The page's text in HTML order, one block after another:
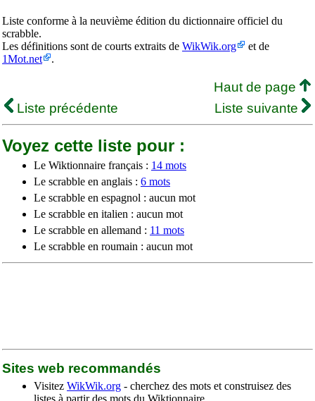
Liste conforme à la neuvième édition du dictionnaire officiel du
scrabble.
Les définitions sont de courts extraits de WikWik.org
et de
1Mot.net
.
Haut de page
Liste précédente
Liste suivante
Voyez cette liste pour :
Le Wiktionnaire français : 14 mots
Le scrabble en anglais : 6 mots
Le scrabble en espagnol : aucun mot
Le scrabble en italien : aucun mot
Le scrabble en allemand : 11 mots
Le scrabble en roumain : aucun mot
Sites web recommandés
Visitez WikWik.org - cherchez des mots et construisez des
listes à partir des mots du Wiktionnaire.